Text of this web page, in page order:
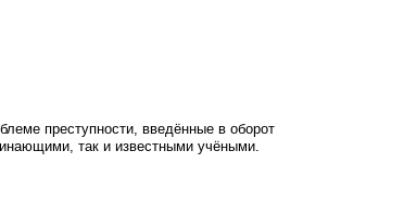
преступности, введённые в оборот
так и известными учёными.